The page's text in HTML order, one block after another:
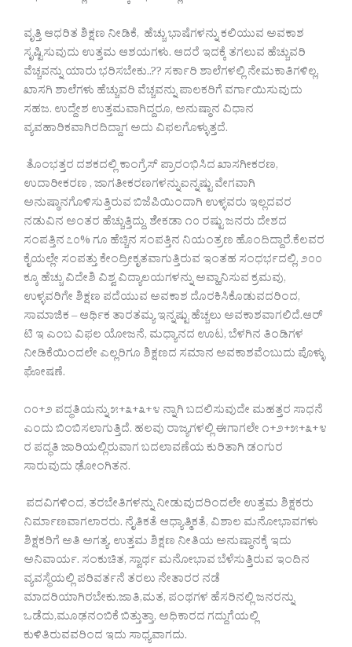
ವೃತ್ತಿ ಆಧರಿತ ಶಿಕ್ಷಣ ನೀಡಿಕೆ, ಹೆಚ್ಚು ಭಾಷೆಗಳನ್ನು ಕಲಿಯುವ ಅವಕಾಶ
ಸೃಷ್ಟಿಸುವುದು ಉತ್ತಮ ಆಶಯಗಳು. ಆದರೆ ಇದಕ್ಕೆ ತಗಲುವ ಹೆಚ್ಚುವರಿ
ವೆಚ್ಚವನ್ನು ಯಾರು ಭರಿಸಬೇಕು..?? ಸರ್ಕಾರಿ ಶಾಲೆಗಳಲ್ಲಿ ನೇಮಕಾತಿಗಳಿಲ್ಲ,
ಖಾಸಗಿ ಶಾಲೆಗಳು ಹೆಚ್ಚುವರಿ ವೆಚ್ಚವನ್ನು ಪಾಲಕರಿಗೆ ವರ್ಗಾಯಿಸುವುದು
ಸಹಜ. ಉದ್ದೇಶ ಉತ್ತಮವಾಗಿದ್ದರೂ, ಅನುಷ್ಠಾನ ವಿಧಾನ
ವ್ಯವಹಾರಿಕವಾಗಿರದಿದ್ದಾಗ ಅದು ವಿಫಲಗೊಳ್ಳುತ್ತದೆ.
ತೊಂಭತ್ತರ ದಶಕದಲ್ಲಿ ಕಾಂಗ್ರೆಸ್ ಪ್ರಾರಂಭಿಸಿದ ಖಾಸಗೀಕರಣ,
ಉದಾರೀಕರಣ , ಜಾಗತೀಕರಣಗಳನ್ನುಐನ್ನಷ್ಟು ವೇಗವಾಗಿ
ಅನುಷ್ಠಾನಗೊಳಿಸುತ್ತಿರುವ ಬಿಜೆಪಿಯಿಂದಾಗಿ ಉಳ್ಳವರು ಇಲ್ಲದವರ
ನಡುವಿನ ಅಂತರ ಹೆಚ್ಚುತ್ತಿದ್ದು, ಶೇಕಡಾ ೧೦ ರಷ್ಟು ಜನರು ದೇಶದ
ಸಂಪತ್ತಿನ ೭೦% ಗೂ ಹೆಚ್ಚಿನ ಸಂಪತ್ತಿನ ನಿಯಂತ್ರಣ ಹೊಂದಿದ್ದಾರೆ.ಕೆಲವರ
ಕೈಯಲ್ಲೇ ಸಂಪತ್ತು ಕೇಂದ್ರೀಕೃತವಾಗುತ್ತಿರುವ ಇಂತಹ ಸಂಧರ್ಭದಲ್ಲಿ, ೨೦೦
ಕ್ಕೂ ಹೆಚ್ಚು ವಿದೇಶಿ ವಿಶ್ವ ವಿದ್ಯಾಲಯಗಳನ್ನು ಅವ್ಹಾನಿಸುವ ಕ್ರಮವು,
ಉಳ್ಳವರಿಗೇ ಶಿಕ್ಷಣ ಪದೆಯುವ ಅವಕಾಶ ದೊರಕಿಸಿಕೊಡುವದರಿಂದ,
ಸಾಮಾಜಿಕ – ಆರ್ಥಿಕ ತಾರತಮ್ಯ ಇನ್ನಷ್ಟು ಹೆಚ್ಚಲು ಅವಕಾಶವಾಗಲಿದೆ.ಆರ್
ಟಿ ಇ ಎಂಬ ವಿಫಲ ಯೋಜನೆ, ಮಧ್ಯಾನದ ಊಟ, ಬೆಳಗಿನ ತಿಂಡಿಗಳ
ನೀಡಿಕೆಯಿಂದಲೇ ಎಲ್ಲರಿಗೂ ಶಿಕ್ಷಣದ ಸಮಾನ ಅವಕಾಶವೆಂಬುದು ಪೊಳ್ಳು
ಘೋಷಣೆ.
೧೦+೨ ಪದ್ಧತಿಯನ್ನು ೫+೩+೩+೪ ನ್ನಾಗಿ ಬದಲಿಸುವುದೇ ಮಹತ್ತರ ಸಾಧನೆ
ಎಂದು ಬಿಂಬಿಸಲಾಗುತ್ತಿದೆ. ಹಲವು ರಾಜ್ಯಗಳಲ್ಲಿ ಈಗಾಗಲೇ ೧+೨+೫+೩+೪
ರ ಪದ್ಧತಿ ಜಾರಿಯಲ್ಲಿರುವಾಗ ಬದಲಾವಣೆಯ ಕುರಿತಾಗಿ ಡಂಗುರ
ಸಾರುವುದು ಢೋಂಗಿತನ.
ಪದವಿಗಳಿಂದ, ತರಬೇತಿಗಳನ್ನು ನೀಡುವುದರಿಂದಲೇ ಉತ್ತಮ ಶಿಕ್ಷಕರು
ನಿರ್ಮಾಣವಾಗಲಾರರು. ನೈತಿಕತೆ ಆಧ್ಯಾತ್ಮಿಕತೆ, ವಿಶಾಲ ಮನೋಭಾವಗಳು
ಶಿಕ್ಷಕರಿಗೆ ಅತಿ ಅಗತ್ಯ. ಉತ್ತಮ ಶಿಕ್ಷಣ ನೀತಿಯ ಅನುಷ್ಠಾನಕ್ಕೆ ಇದು
ಅನಿವಾರ್ಯ. ಸಂಕುಚಿತ, ಸ್ವಾರ್ಥ ಮನೋಭಾವ ಬೆಳೆಸುತ್ತಿರುವ ಇಂದಿನ
ವ್ಯವಸ್ಥೆಯಲ್ಲಿ ಪರಿವರ್ತನೆ ತರಲು ನೇತಾರರ ನಡೆ
ಮಾದರಿಯಾಗಿರಬೇಕು.ಜಾತಿ,ಮತ, ಪಂಥಗಳ ಹೆಸರಿನಲ್ಲಿ ಜನರನ್ನು
ಒಡೆದು,ಮೂಢನಂಬಿಕೆ ಬಿತ್ತುತ್ತಾ, ಅಧಿಕಾರದ ಗದ್ದುಗೆಯಲ್ಲಿ
ಕುಳಿತಿರುವವರಿಂದ ಇದು ಸಾಧ್ಯವಾಗದು.